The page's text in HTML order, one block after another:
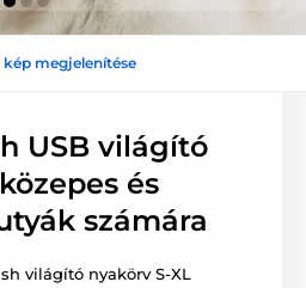
kép megjelenítése
USB világító
és
számára
világító nyakörv S-XL